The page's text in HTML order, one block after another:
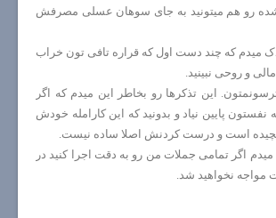
رو هم میتونید به جای سوهان عسلی مصرفش
میدم که چند دست اول که قراره تافی تون خراب
و روحی نبینید.
این تذکرها رو بخاطر این میدم که اگر
پایین نیاد و بدونید که این کارامله خودش
پیچیده است و درست کردنش اصلا ساده نیست.
اگر تمامی جملات من رو به دقت اجرا کنید در
مواجه نخواهید شد.